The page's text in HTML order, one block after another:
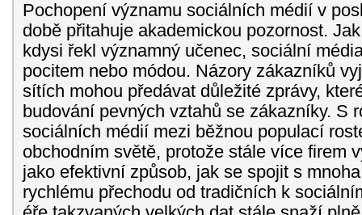
Pochopení významu sociálních médií v
době přitahuje akademickou pozornost. Jak
kdysi řekl významný učenec, sociální
pocitem nebo módou. Názory zákazníků
sítích mohou předávat důležité zprávy,
budování pevných vztahů se zákazníky. S
sociálních médií mezi běžnou populací
obchodním světě, protože stále více firem
jako efektivní způsob, jak se spojit s
rychlému přechodu od tradičních k